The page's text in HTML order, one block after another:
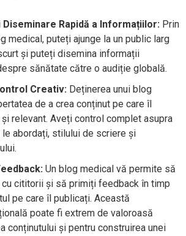
Rapidă a Informațiilor: Prin
medical, puteți ajunge la un public larg
și puteți disemina informații
sănătate către o audiție globală.
Creativ: Deținerea unui blog
de a crea conținut pe care îl
relevant. Aveți control complet asupra
abordați, stilului de scriere și
Un blog medical vă permite să
cititorii și să primiți feedback în timp
pe care îl publicați. Această
poate fi extrem de valoroasă
conținutului și pentru construirea unei